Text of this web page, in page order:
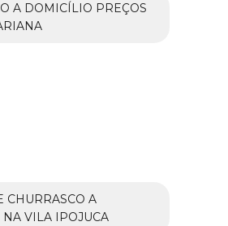
A DOMICÍLIO PREÇOS
CHURRASCO A
VILA IPOJUCA